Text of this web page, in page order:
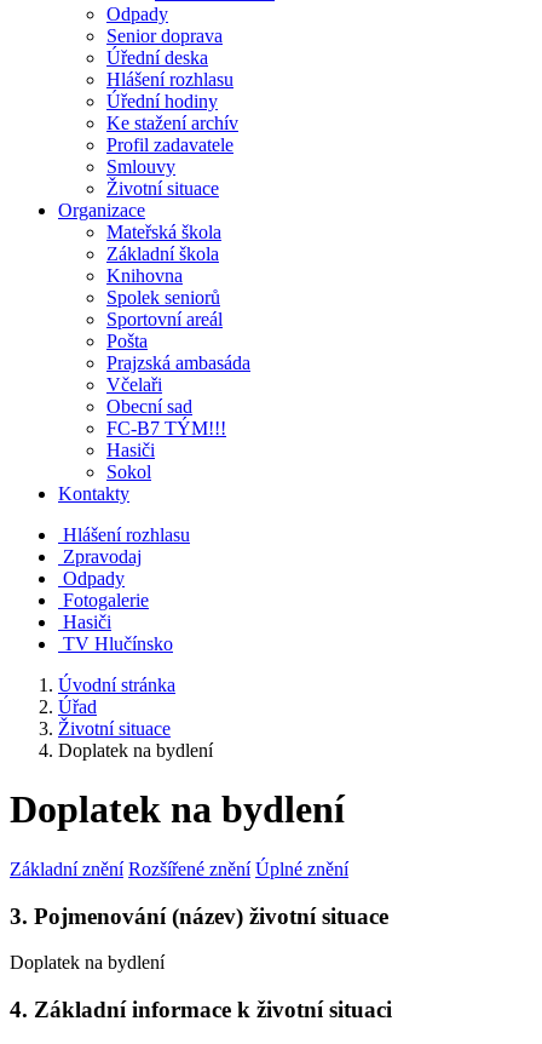
Odpady
Senior doprava
Úřední deska
Hlášení rozhlasu
Úřední hodiny
Ke stažení archív
Profil zadavatele
Smlouvy
Životní situace
Organizace
Mateřská škola
Základní škola
Knihovna
Spolek seniorů
Sportovní areál
Pošta
Prajzská ambasáda
Včelaři
Obecní sad
FC-B7 TÝM!!!
Hasiči
Sokol
Kontakty
Hlášení rozhlasu
Zpravodaj
Odpady
Fotogalerie
Hasiči
TV Hlučínsko
Úvodní stránka
Úřad
Životní situace
Doplatek na bydlení
Doplatek na bydlení
Základní znění Rozšířené znění Úplné znění
3. Pojmenování (název) životní situace
Doplatek na bydlení
4. Základní informace k životní situaci